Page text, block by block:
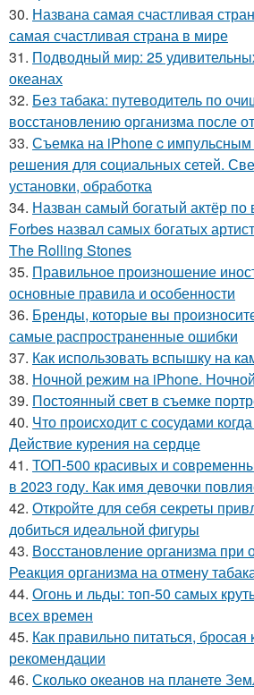
30. Названа самая счастливая
самая счастливая страна в мире
31. Подводный мир: 25
океанах
32. Без табака: путеводитель по
восстановлению организма после
33. Съемка на iPhone c импульсным
решения для социальных сетей.
установки, обработка
34. Назван самый богатый актёр по
Forbes назвал самых богатых
The Rolling Stones
35. Правильное произношение
основные правила и особенности
36. Бренды, которые вы
самые распространенные ошибки
37. Как использовать вспышку на
38. Ночной режим на iPhone.
39. Постоянный свет в съемке
40. Что происходит с сосудами
Действие курения на сердце
41. ТОП-500 красивых и
в 2023 году. Как имя девочки
42. Откройте для себя секреты
добиться идеальной фигуры
43. Восстановление организма при
Реакция организма на отмену
44. Огонь и льды: топ-50 самых
всех времен
45. Как правильно питаться,
рекомендации
46. Сколько океанов на планете